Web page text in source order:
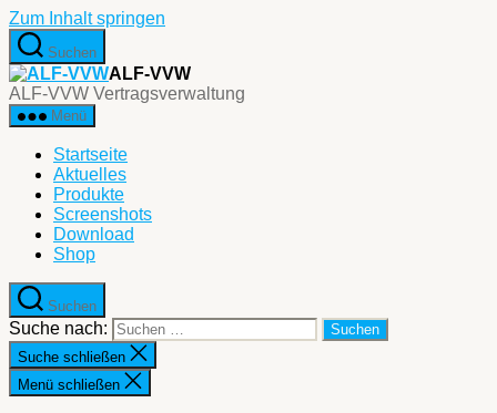
Zum Inhalt springen
Suchen
ALF-VVW
ALF-VVW Vertragsverwaltung
Menü
Startseite
Aktuelles
Produkte
Screenshots
Download
Shop
Suchen
Suche nach:
Suche schließen
Menü schließen